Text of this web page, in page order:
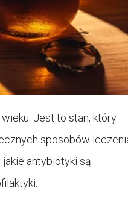
Jest to stan, który
sposobów
antybiotyki są